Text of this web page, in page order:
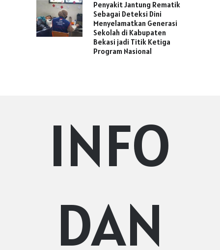
Penyakit Jantung Rematik
Sebagai Deteksi Dini
Menyelamatkan Generasi
Sekolah di Kabupaten
Bekasi jadi Titik Ketiga
Program Nasional
INFO
DAN